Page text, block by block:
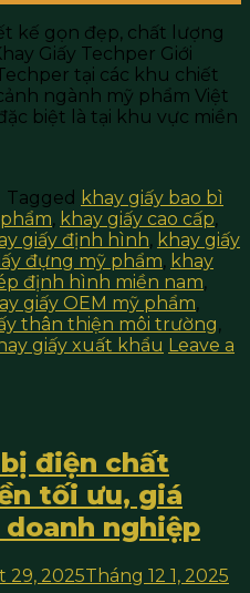
kế gọn đẹp, chất lượng
Giấy Techper Giới
tại các khu chiết
ngành mỹ phẩm Việt
biệt là tại khu vực miền
Tagged khay giấy bao bì
, khay giấy cao cấp,
giấy định hình, khay giấy
đựng mỹ phẩm, khay
định hình miền nam,
giấy OEM mỹ phẩm,
thân thiện môi trường,
giấy xuất khẩu Leave a
điện chất
tối ưu, giá
nghiệp
29, 2025Tháng 12 1, 2025